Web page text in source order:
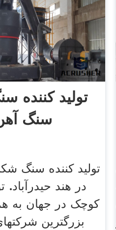
تولید کننده
سنگ
تولید کننده سنگ
در هند حیدرآباد.
کوچک در جهان به
بزرگترین